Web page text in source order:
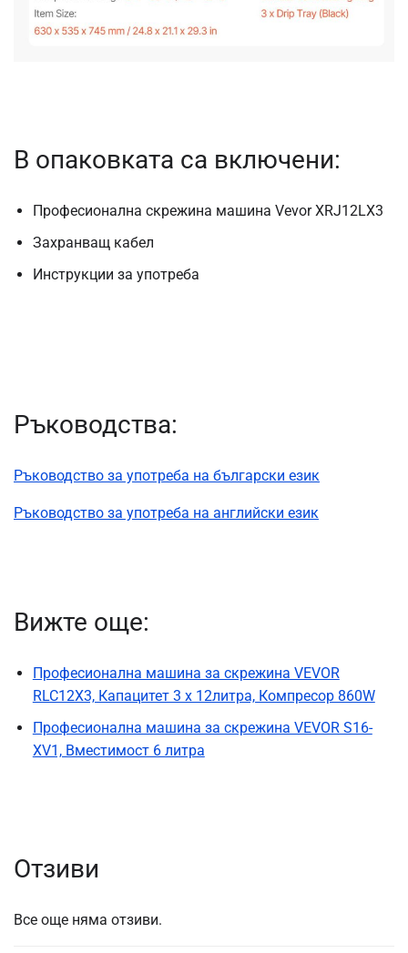
В опаковката са включени:
Професионална скрежина машина Vevor XRJ12LX3
Захранващ кабел
Инструкции за употреба
Ръководства:
Ръководство за употреба на български език
Ръководство за употреба на английски език
Вижте още:
Професионална машина за скрежина VEVOR
RLC12X3, Капацитет 3 x 12литра, Компресор 860W
Професионална машина за скрежина VEVOR S16-
XV1, Вместимост 6 литра
Отзиви
Все още няма отзиви.